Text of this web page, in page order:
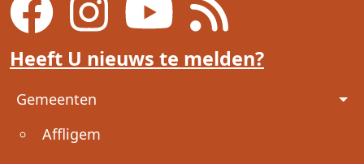
Heeft U nieuws te melden?
Voet
Gemeenten
Affligem